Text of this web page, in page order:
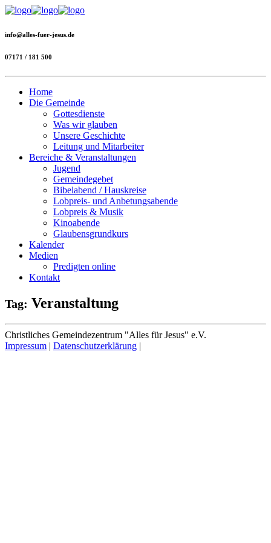
info@alles-fuer-jesus.de
07171 / 181 500
Home
Die Gemeinde
Gottesdienste
Was wir glauben
Unsere Geschichte
Leitung und Mitarbeiter
Bereiche & Veranstaltungen
Jugend
Gemeindegebet
Bibelabend / Hauskreise
Lobpreis- und Anbetungsabende
Lobpreis & Musik
Kinoabende
Glaubensgrundkurs
Kalender
Medien
Predigten online
Kontakt
Tag: Veranstaltung
Christliches Gemeindezentrum "Alles für Jesus" e.V.
Impressum | Datenschutzerklärung |